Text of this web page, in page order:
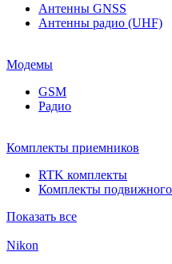
Антенны GNSS
Антенны радио (UHF)
Модемы
GSM
Радио
Комплекты приемников
RTK комплекты
Комплекты
Показать все
Nikon